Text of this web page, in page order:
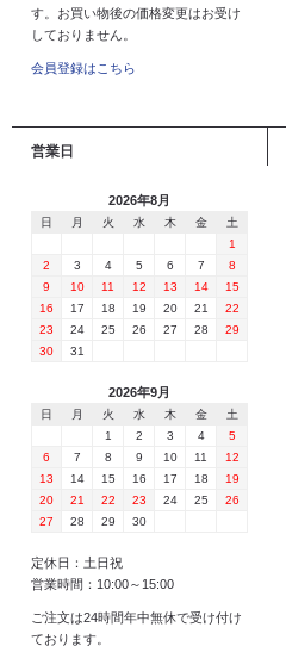
す。お買い物後の価格変更はお受け
しておりません。
会員登録はこちら
営業日
2026年8月
日 月 火 水 木 金
土
1
2
3 4 5 6 7
8
9
10 11 12 13 14
15
16
17 18 19 20 21
22
23
24 25 26 27 28
29
30
31
2026年9月
日 月 火 水 木 金
土
1
2 3 4
5
6
7 8 9 10 11
12
13
14 15 16 17 18
19
20
21 22 23 24 25
26
27
28 29 30
定休日：土日祝
営業時間：10:00～15:00
ご注文は24時間年中無休で受け付け
ております。